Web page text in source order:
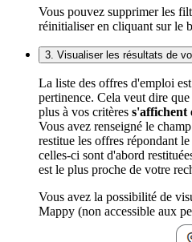
Vous pouvez supprimer les
réinitialiser en cliquant sur le
3. Visualiser les résultats de
La liste des offres d'emploi
pertinence. Cela veut dire
plus à vos critères s'affichent
Vous avez renseigné le
restitue les offres répondant
celles-ci sont d'abord
est le plus proche de votre
Vous avez la possibilité de
Mappy (non accessible aux